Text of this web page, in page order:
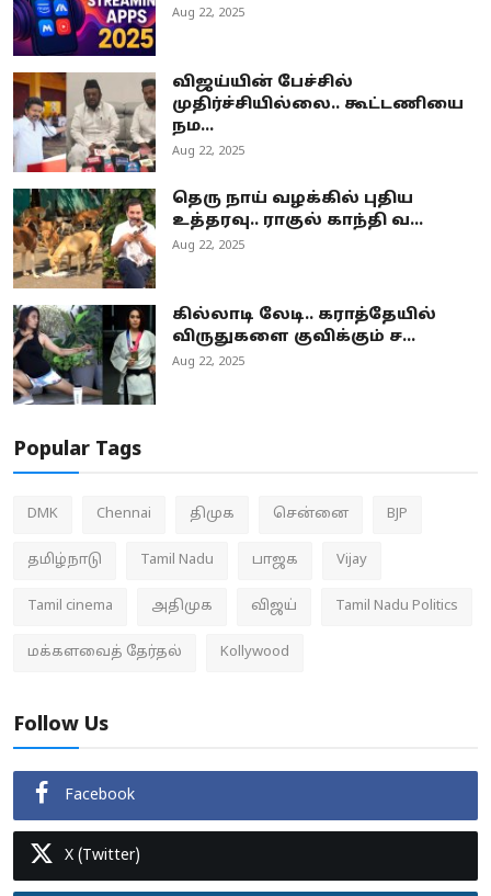
Aug 22, 2025
விஜய்யின் பேச்சில்
முதிர்ச்சியில்லை.. கூட்டணியை
நம...
Aug 22, 2025
தெரு நாய் வழக்கில் புதிய
உத்தரவு.. ராகுல் காந்தி வ...
Aug 22, 2025
கில்லாடி லேடி.. கராத்தேயில்
விருதுகளை குவிக்கும் ச...
Aug 22, 2025
Popular Tags
DMK Chennai திமுக சென்னை BJP
தமிழ்நாடு Tamil Nadu பாஜக Vijay
Tamil cinema அதிமுக விஜய் Tamil Nadu Politics
மக்களவைத் தேர்தல் Kollywood
Follow Us
Facebook
X (Twitter)